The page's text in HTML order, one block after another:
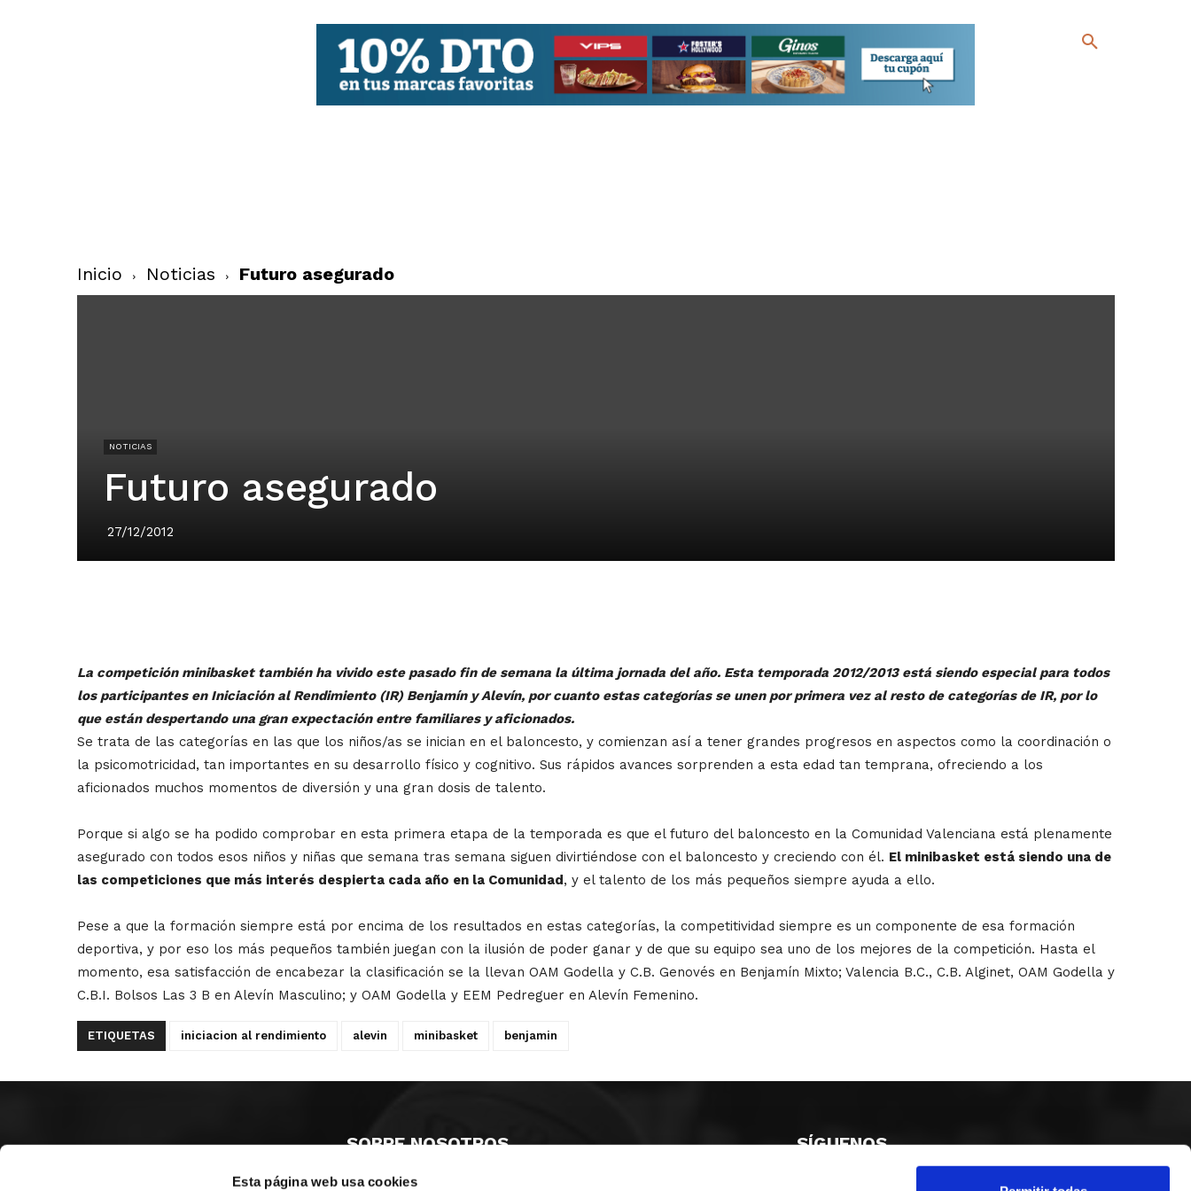
Esta página web usa cookies
Inicio Noticias Futuro asegurado
NOTICIAS
Futuro asegurado
27/12/2012
La competición minibasket también ha vivido este pasado fin de semana la última jornada del año. Esta temporada 2012/2013 está siendo especial para todos
los participantes en Iniciación al Rendimiento (IR) Benjamín y Alevín, por cuanto estas categorías se unen por primera vez al resto de categorías de IR, por lo
que están despertando una gran expectación entre familiares y aficionados.
Se trata de las categorías en las que los niños/as se inician en el baloncesto, y comienzan así a tener grandes progresos en aspectos como la coordinación o
la psicomotricidad, tan importantes en su desarrollo físico y cognitivo. Sus rápidos avances sorprenden a esta edad tan temprana, ofreciendo a los
aficionados muchos momentos de diversión y una gran dosis de talento.
Porque si algo se ha podido comprobar en esta primera etapa de la temporada es que el futuro del baloncesto en la Comunidad Valenciana está plenamente
asegurado con todos esos niños y niñas que semana tras semana siguen divirtiéndose con el baloncesto y creciendo con él. El minibasket está siendo una de
las competiciones que más interés despierta cada año en la Comunidad, y el talento de los más pequeños siempre ayuda a ello.
Pese a que la formación siempre está por encima de los resultados en estas categorías, la competitividad siempre es un componente de esa formación
deportiva, y por eso los más pequeños también juegan con la ilusión de poder ganar y de que su equipo sea uno de los mejores de la competición. Hasta el
momento, esa satisfacción de encabezar la clasificación se la llevan OAM Godella y C.B. Genovés en Benjamín Mixto; Valencia B.C., C.B. Alginet, OAM Godella y
C.B.I. Bolsos Las 3 B en Alevín Masculino; y OAM Godella y EEM Pedreguer en Alevín Femenino.
ETIQUETAS iniciacion al rendimiento alevin minibasket benjamin
SOBRE NOSOTROS SÍGUENOS